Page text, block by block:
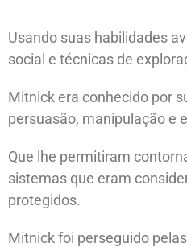
Usando suas habilidades
social e técnicas de
Mitnick era conhecido por
persuasão, manipulação e
Que lhe permitiram
sistemas que eram
protegidos.
Mitnick foi perseguido